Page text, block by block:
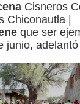
Cisneros
Chiconautla |
que ser
junio, adelantó